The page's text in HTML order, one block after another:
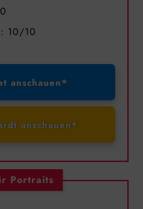
10/10
anschauen*
anschauen*
Portraits